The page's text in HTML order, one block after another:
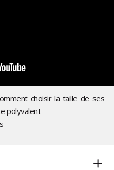
choisir la taille de ses
polyvalent